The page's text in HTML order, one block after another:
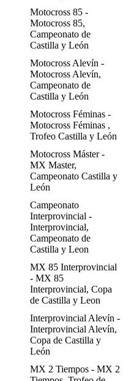
Motocross 85 -
Motocross 85,
Campeonato de
Castilla y León
Motocross Alevín -
Motocross Alevín,
Campeonato de
Castilla y León
Motocross Féminas -
Motocross Féminas ,
Trofeo Castilla y León
Motocross Máster -
MX Master,
Campeonato Castilla y
León
Campeonato
Interprovincial -
Interprovincial,
Campeonato de
Castilla y Leon
MX 85 Interprovincial
- MX 85
Interprovincial, Copa
de Castilla y Leon
Interprovincial Alevín -
Interprovincial Alevín,
Copa de Castilla y
León
MX 2 Tiempos - MX 2